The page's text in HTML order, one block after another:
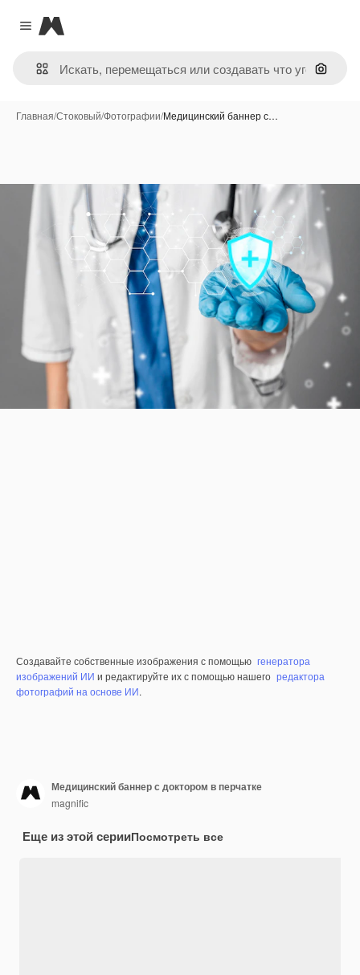
Close menu
Magnific
Поиск
Главная/Стоковый/Фотографии/Медицинский баннер с…
Создавайте собственные изображения с помощью генератора
изображений ИИ и редактируйте их с помощью нашего редактора
фотографий на основе ИИ.
Медицинский баннер с доктором в перчатке
magnific
Еще из этой серииПосмотреть все